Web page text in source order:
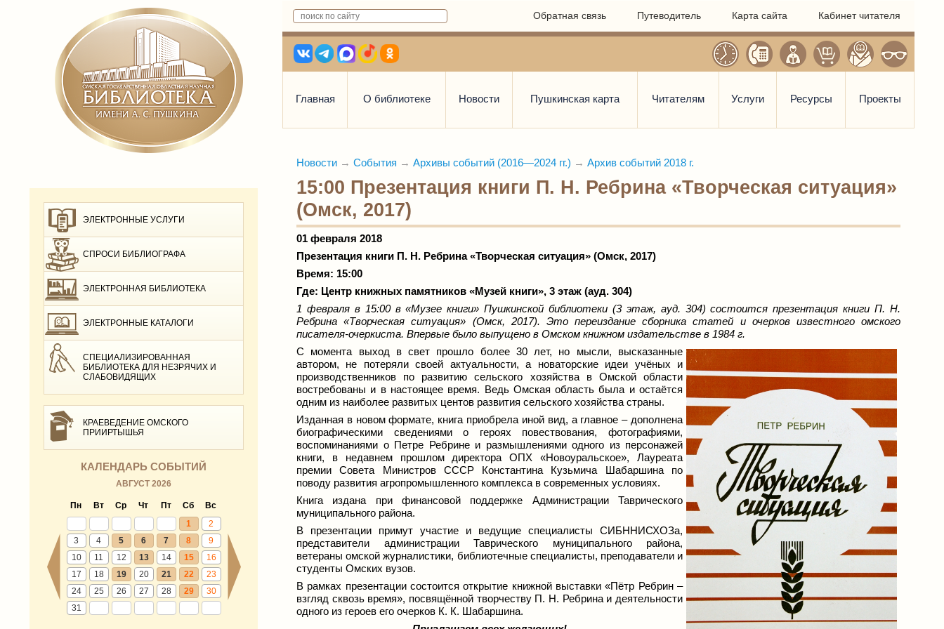
Обратная связь Путеводитель Карта сайта Кабинет читателя
Главная О библиотеке Новости Пушкинская карта Читателям Услуги Ресурсы Проекты
ЭЛЕКТРОННЫЕ УСЛУГИ
СПРОСИ БИБЛИОГРАФА
ЭЛЕКТРОННАЯ БИБЛИОТЕКА
ЭЛЕКТРОННЫЕ КАТАЛОГИ
СПЕЦИАЛИЗИРОВАННАЯ
БИБЛИОТЕКА ДЛЯ НЕЗРЯЧИХ И
СЛАБОВИДЯЩИХ
КРАЕВЕДЕНИЕ ОМСКОГО
ПРИИРТЫШЬЯ
КАЛЕНДАРЬ СОБЫТИЙ
АВГУСТ 2026
Пн Вт Ср Чт Пт Сб
Вс
1
2
3
4 5 6 7 8
9
10
11 12 13 14 15
16
17
18 19 20 21 22
23
24
25 26 27 28 29
30
31
Новости → События → Архивы событий (2016—2024 гг.) → Архив событий 2018 г.
15:00 Презентация книги П. Н. Ребрина «Творческая ситуация»
(Омск, 2017)
01 февраля 2018
Презентация книги П. Н. Ребрина «Творческая ситуация» (Омск, 2017)
Время: 15:00
Где: Центр книжных памятников «Музей книги», 3 этаж (ауд. 304)
1 февраля в 15:00 в «Музее книги» Пушкинской библиотеки (3 этаж, ауд. 304) состоится презентация книги П. Н.
Ребрина «Творческая ситуация» (Омск, 2017). Это переиздание сборника статей и очерков известного омского
писателя-очеркиста. Впервые было выпущено в Омском книжном издательстве в 1984 г.
С момента выход в свет прошло более 30 лет, но мысли, высказанные
автором, не потеряли своей актуальности, а новаторские идеи учёных и
производственников по развитию сельского хозяйства в Омской области
востребованы и в настоящее время. Ведь Омская область была и остаётся
одним из наиболее развитых центов развития сельского хозяйства страны.
Изданная в новом формате, книга приобрела иной вид, а главное – дополнена
биографическими сведениями о героях повествования, фотографиями,
воспоминаниями о Петре Ребрине и размышлениями одного из персонажей
книги, в недавнем прошлом директора ОПХ «Новоуральское», Лауреата
премии Совета Министров СССР Константина Кузьмича Шабаршина по
поводу развития агропромышленного комплекса в современных условиях.
Книга издана при финансовой поддержке Администрации Таврического
муниципального района.
В презентации примут участие и ведущие специалисты СИБННИСХОЗа,
представители администрации Таврического муниципального района,
ветераны омской журналистики, библиотечные специалисты, преподаватели и
студенты Омских вузов.
В рамках презентации состоится открытие книжной выставки«Пётр Ребрин –
взгляд сквозь время», посвящённой творчеству П. Н. Ребрина и деятельности
одного из героев его очерков К. К. Шабаршина.